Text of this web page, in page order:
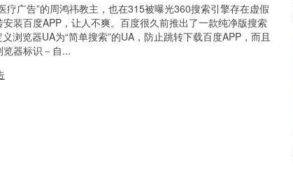
广告”的周鸿祎教主，也在315被曝光360搜索引擎存在虚假
装百度APP，让人不爽。百度很久前推出了一款纯净版搜索
浏览器UA为“简单搜索”的UA，防止跳转下载百度APP，而且
器标识－自...